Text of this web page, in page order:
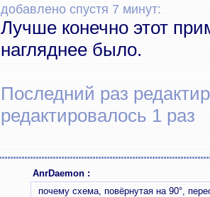
добавлено спустя 7 минут:
Лучше конечно этот
нагляднее было.
Последний раз
редактировалось 1 раз
AnrDaemon :
почему схема, повёрнутая на 90°,